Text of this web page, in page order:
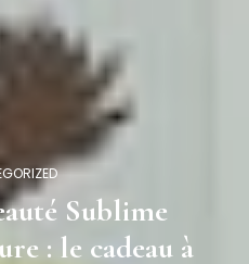
Sublime
: le cadeau à